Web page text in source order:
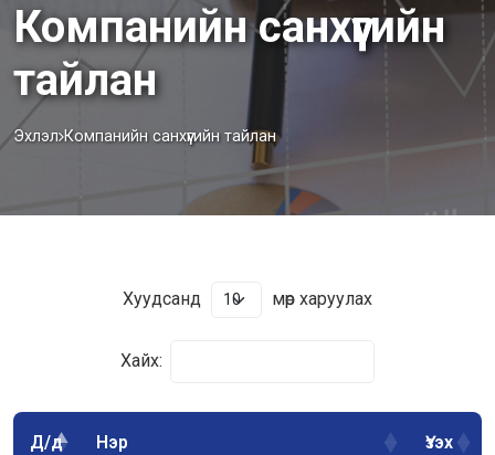
Компанийн санхүүгийн
тайлан
Эхлэл Компанийн санхүүгийн тайлан
Хуудсанд мөр харуулах
Хайх:
Д/д Нэр Үзэх